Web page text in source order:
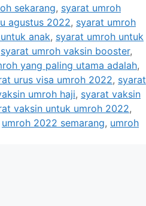
sekarang, syarat umroh
agustus 2022, syarat umroh
anak, syarat umroh untuk
syarat umroh vaksin booster,
yang paling utama adalah,
urus visa umroh 2022, syarat
umroh haji, syarat vaksin
vaksin untuk umroh 2022,
umroh 2022 semarang, umroh